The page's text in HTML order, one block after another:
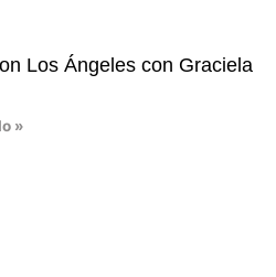
Los Ángeles con Graciela
»